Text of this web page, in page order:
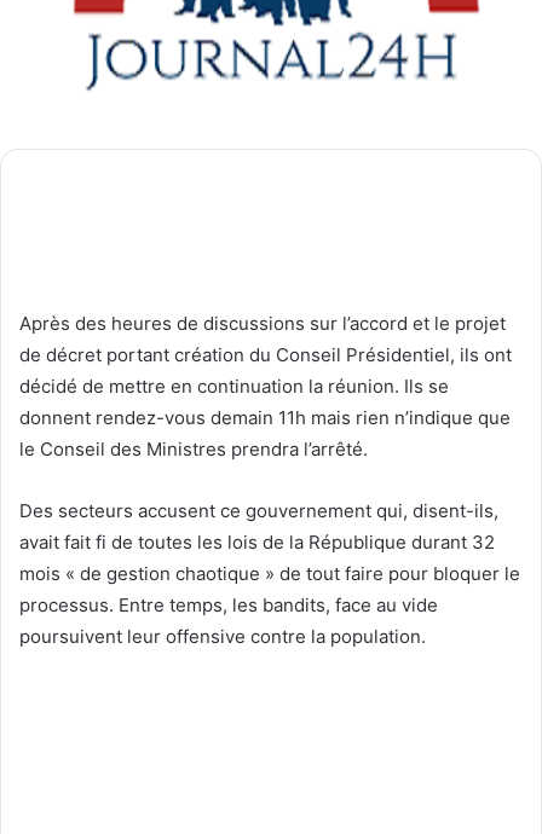
Après des heures de discussions sur l’accord et le projet
de décret portant création du Conseil Présidentiel, ils ont
décidé de mettre en continuation la réunion. Ils se
donnent rendez-vous demain 11h mais rien n’indique que
le Conseil des Ministres prendra l’arrêté.
Des secteurs accusent ce gouvernement qui, disent-ils,
avait fait fi de toutes les lois de la République durant 32
mois « de gestion chaotique » de tout faire pour bloquer le
processus. Entre temps, les bandits, face au vide
poursuivent leur offensive contre la population.